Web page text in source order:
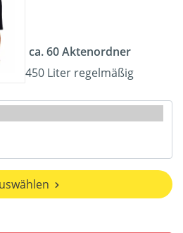
ca. 60 Aktenordner
450 Liter regelmäßig